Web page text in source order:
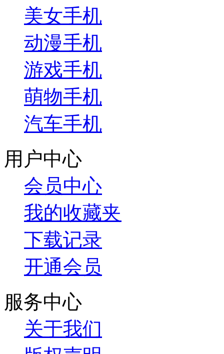
美女手机
动漫手机
游戏手机
萌物手机
汽车手机
用户中心
会员中心
我的收藏夹
下载记录
开通会员
服务中心
关于我们